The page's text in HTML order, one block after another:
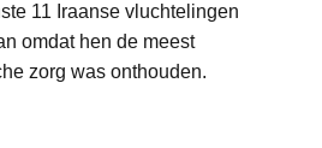
11 Iraanse vluchtelingen
omdat hen de meest
zorg was onthouden.